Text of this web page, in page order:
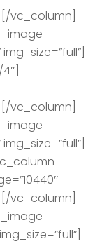
vc_column]
vc_column]
vc_column]